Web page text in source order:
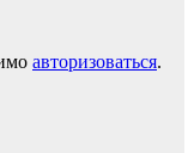
авторизоваться.